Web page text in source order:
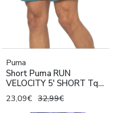
Puma
Short Puma RUN
VELOCITY 5' SHORT Tq
Hombre
23,09€ 32,99€